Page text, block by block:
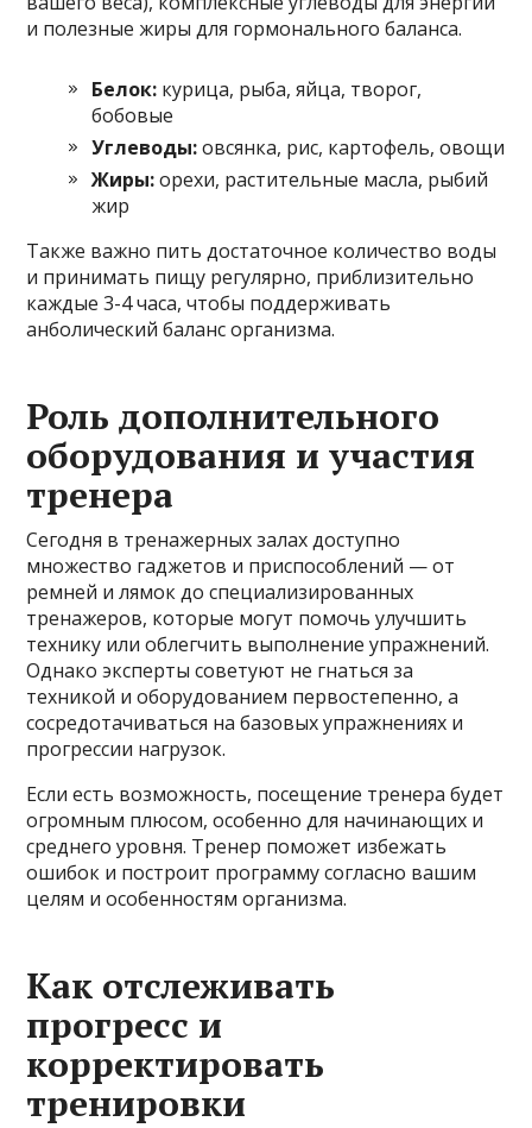
и полезные жиры для гормонального баланса.
Белок: курица, рыба, яйца, творог,
бобовые
Углеводы:овсянка, рис, картофель, овощи
Жиры:орехи, растительные масла, рыбий
жир
Также важно пить достаточное количество воды
и принимать пищу регулярно, приблизительно
каждые 3-4 часа, чтобы поддерживать
анболический баланс организма.
Роль дополнительного
оборудования и участия
тренера
Сегодня в тренажерных залах доступно
множество гаджетов и приспособлений — от
ремней и лямок до специализированных
тренажеров, которые могут помочь улучшить
технику или облегчить выполнение упражнений.
Однако эксперты советуют не гнаться за
техникой и оборудованием первостепенно, а
сосредотачиваться на базовых упражнениях и
прогрессии нагрузок.
Если есть возможность, посещение тренера будет
огромным плюсом, особенно для начинающих и
среднего уровня. Тренер поможет избежать
ошибок и построит программу согласно вашим
целям и особенностям организма.
Как отслеживать
прогресс и
корректировать
тренировки